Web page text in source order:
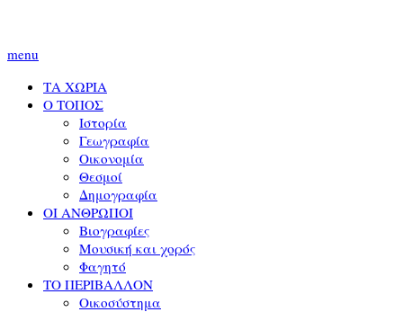
menu
ΤΑ ΧΩΡΙΑ
Ο ΤΟΠΟΣ
Ιστορία
Γεωγραφία
Οικονομία
Θεσμοί
Δημογραφία
ΟΙ ΑΝΘΡΩΠΟΙ
Βιογραφίες
Μουσική και χορός
Φαγητό
ΤΟ ΠΕΡΙΒΑΛΛΟΝ
Οικοσύστημα